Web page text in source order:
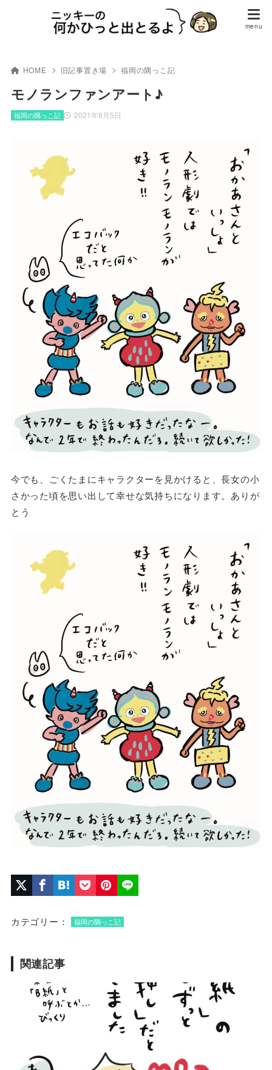
HOME 旧記事置き場 福岡の隅っこ記
モノランファンアート♪
2021年9月5日
福岡の隅っこ記
今でも、ごくたまにキャラクターを見かけると、長女の小
さかった頃を思い出して幸せな気持ちになります。ありが
とう
カテゴリー： 福岡の隅っこ記
関連記事